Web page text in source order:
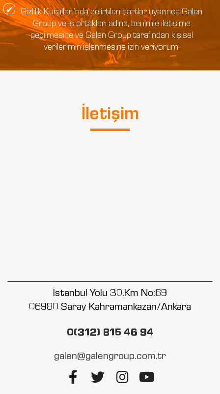
Gizlilik Kuralları’nda belirtilen şartlar uyarınca Galen
Group ve iş ortakları adına, benimle iletişime
geçilmesine ve Galen Group tarafından kişisel
verilerimin işlenmesine izin veriyorum.
İletişim
İstanbul Yolu 30.Km No:69
06980 Saray Kahramankazan/Ankara
0(312) 815 46 94
galen@galengroup.com.tr